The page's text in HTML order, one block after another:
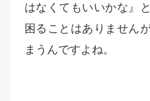
はなくてもいいかな』
困ることはありません
まうんですよね。